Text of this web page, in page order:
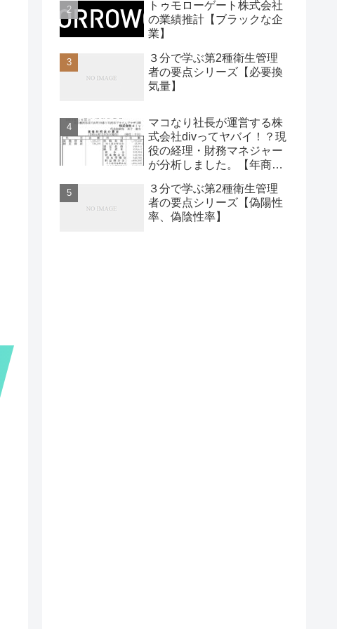
トゥモローゲート株式会社
の業績推計【ブラックな企
業】
３分で学ぶ第2種衛生管理
者の要点シリーズ【必要換
気量】
マコなり社長が運営する株
式会社divってヤバイ！？現
役の経理・財務マネジャー
が分析しました。【年商】
３分で学ぶ第2種衛生管理
者の要点シリーズ【偽陽性
率、偽陰性率】